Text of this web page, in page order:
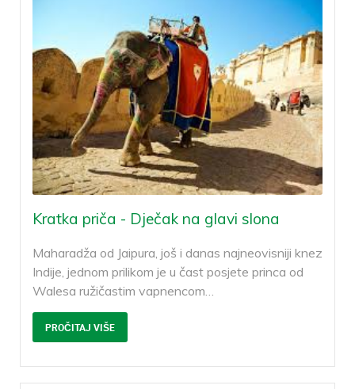
Kratka priča - Dječak na glavi slona
Maharadža od Jaipura, još i danas najneovisniji knez
Indije, jednom prilikom je u čast posjete princa od
Walesa ružičastim vapnencom…
PROČITAJ VIŠE